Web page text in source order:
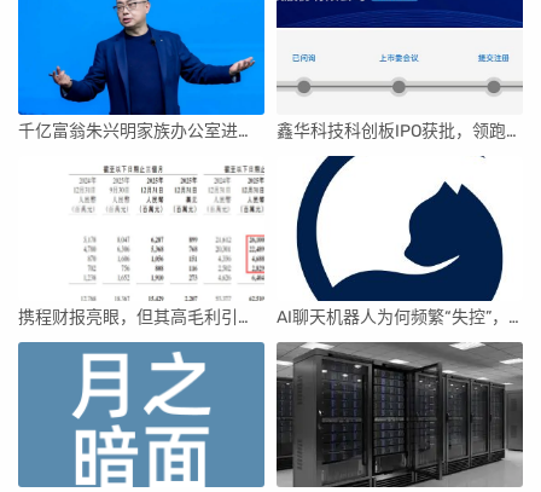
千亿富翁朱兴明家族办公室进军VC圈 鑫华科技科创板IPO获批，领跑国内半导体材料市场
携程财报亮眼，但其高毛利引发行业争议 AI聊天机器人为何频繁“失控”，背后原因及解决方案解析